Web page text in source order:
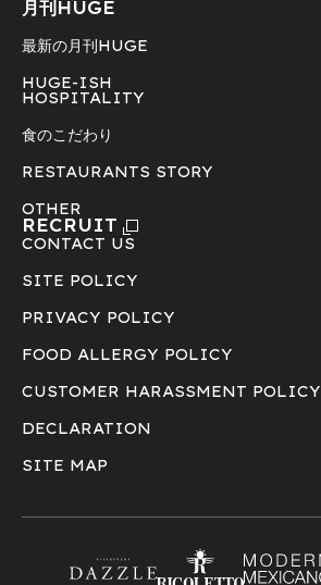
月刊HUGE
最新の月刊HUGE
HUGE-ISH
HOSPITALITY
食のこだわり
RESTAURANTS STORY
OTHER
RECRUIT
CONTACT US
SITE POLICY
PRIVACY POLICY
FOOD ALLERGY POLICY
CUSTOMER HARASSMENT POLICY
DECLARATION
SITE MAP